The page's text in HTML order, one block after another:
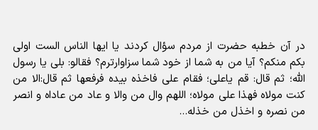
در آن خطبه حضرت از مردم سؤال کردند یا ایها الناس الست اولی
بکم منکم؟ آیا من به شما از خود شما سزاوارترم؟ فقالو: بلی یا رسول
الله؛ ثم قال: قم یاعلی؛ فقام علی فاخذه بیده فرفعها ثم قال:الا من
کنت مولاه فهذا علی مولاه؛ اللهم وال من والا و عاد من عاداه و انصر
من نصره و اخذل من خذله…